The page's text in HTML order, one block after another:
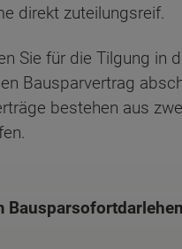
direkt zuteilungsreif.
Sie für die Tilgung in
Bausparvertrag
bestehen aus